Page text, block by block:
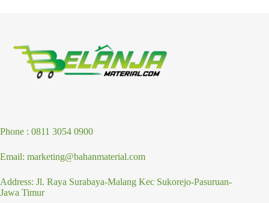
Phone : 0811 3054 0900
Email: marketing@bahanmaterial.com
Address: Jl. Raya Surabaya-Malang Kec Sukorejo-Pasuruan-
Jawa Timur